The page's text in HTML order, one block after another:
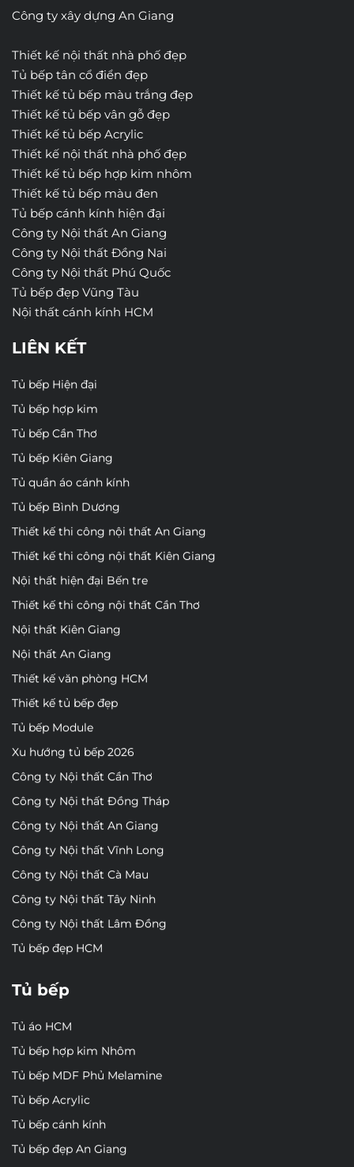
Công ty xây dựng An Giang
Thiết kế nội thất nhà phố đẹp
Tủ bếp tân cổ điển đẹp
Thiết kế tủ bếp màu trắng đẹp
Thiết kế tủ bếp vân gỗ đẹp
Thiết kế tủ bếp Acrylic
Thiết kế nội thất nhà phố đẹp
Thiết kế tủ bếp hợp kim nhôm
Thiết kế tủ bếp màu đen
Tủ bếp cánh kính hiện đại
Công ty Nội thất An Giang
Công ty Nội thất Đồng Nai
Công ty Nội thất Phú Quốc
Tủ bếp đẹp Vũng Tàu
Nội thất cánh kính HCM
LIÊN KẾT
Tủ bếp Hiện đại
Tủ bếp hợp kim
Tủ bếp Cần Thơ
Tủ bếp Kiên Giang
Tủ quần áo cánh kính
Tủ bếp Bình Dương
Thiết kế thi công nội thất An Giang
Thiết kế thi công nội thất Kiên Giang
Nội thất hiện đại Bến tre
Thiết kế thi công nội thất Cần Thơ
Nội thất Kiên Giang
Nội thất An Giang
Thiết kế văn phòng HCM
Thiết kế tủ bếp đẹp
Tủ bếp Module
Xu hướng tủ bếp 2026
Công ty Nội thất Cần Thơ
Công ty Nội thất Đồng Tháp
Công ty Nội thất An Giang
Công ty Nội thất Vĩnh Long
Công ty Nội thất Cà Mau
Công ty Nội thất Tây Ninh
Công ty Nội thất Lâm Đồng
Tủ bếp đẹp HCM
Tủ bếp
Tủ áo HCM
Tủ bếp hợp kim Nhôm
Tủ bếp MDF Phủ Melamine
Tủ bếp Acrylic
Tủ bếp cánh kính
Tủ bếp đẹp An Giang